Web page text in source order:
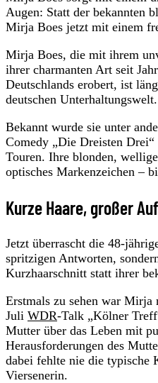
Augen: Statt der bekannten
Mirja Boes jetzt mit einem
Mirja Boes, die mit ihrem
ihrer charmanten Art seit
Deutschlands erobert, ist
deutschen Unterhaltungswelt.
Bekannt wurde sie unter
Comedy „Die Dreisten
Touren. Ihre blonden,
optisches Markenzeichen –
Kurze Haare, großer
Jetzt überrascht die 48-
spritzigen Antworten,
Kurzhaarschnitt statt ihrer
Erstmals zu sehen war
Juli WDR-Talk „Kölner
Mutter über das Leben mit
Herausforderungen des
dabei fehlte nie die typische
Viersenerin.